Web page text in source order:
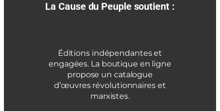
La Cause du Peuple soutient :
Éditions indépendantes et
engagées. La boutique en ligne
propose un catalogue
d’œuvres révolutionnaires et
marxistes.